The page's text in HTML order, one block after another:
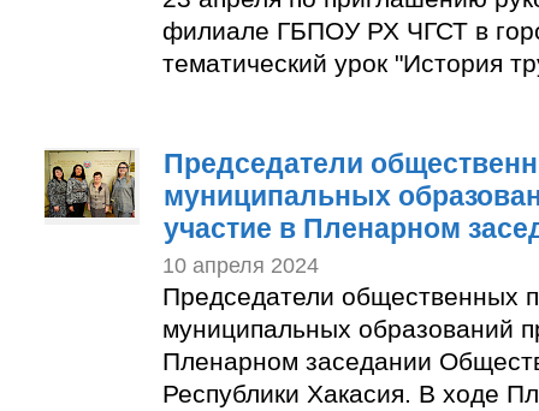
филиале ГБПОУ РХ ЧГСТ в
тематический урок "История
Председатели
муниципальных
участие в Пленарном
10 апреля 2024
Председатели общественных
муниципальных образований
Пленарном заседании
Республики Хакасия. В ходе